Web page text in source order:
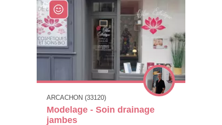
ARCACHON (33120)
Modelage - Soin drainage
jambes